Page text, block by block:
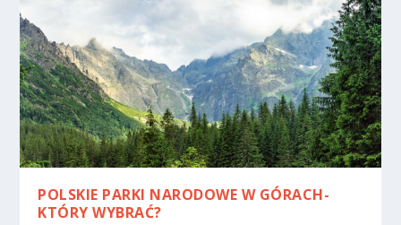
POLSKIE PARKI NARODOWE W GÓRACH-
KTÓRY WYBRAĆ?